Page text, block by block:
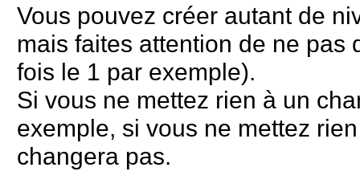
Vous pouvez créer autant de
mais faites attention de ne pas
fois le 1 par exemple).
Si vous ne mettez rien à un
exemple, si vous ne mettez
changera pas.